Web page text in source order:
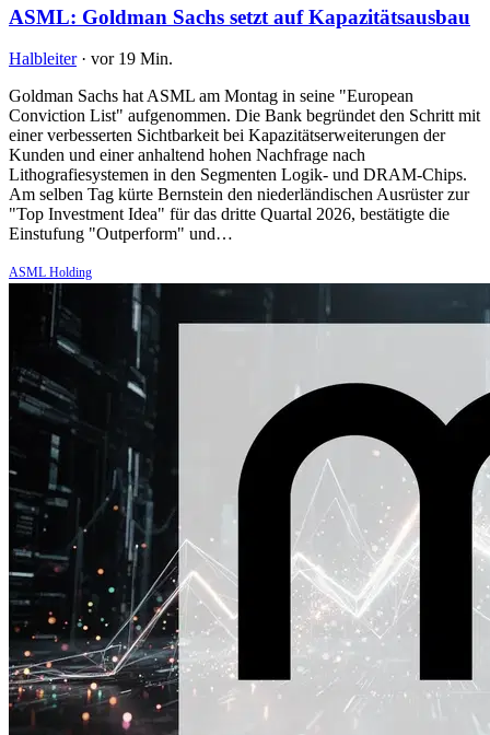
ASML: Goldman Sachs setzt auf Kapazitätsausbau
Halbleiter · vor 19 Min.
Goldman Sachs hat ASML am Montag in seine "European
Conviction List" aufgenommen. Die Bank begründet den Schritt mit
einer verbesserten Sichtbarkeit bei Kapazitätserweiterungen der
Kunden und einer anhaltend hohen Nachfrage nach
Lithografiesystemen in den Segmenten Logik- und DRAM-Chips.
Am selben Tag kürte Bernstein den niederländischen Ausrüster zur
"Top Investment Idea" für das dritte Quartal 2026, bestätigte die
Einstufung "Outperform" und…
ASML Holding